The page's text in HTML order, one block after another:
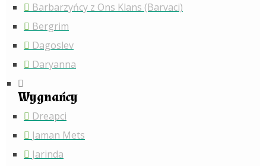
Barbarzyńcy z Ons Klans (Barvaci)
Bergrim
Dagoslev
Daryanna
Wygnańcy
Dreapci
Jaman Mets
Jarinda